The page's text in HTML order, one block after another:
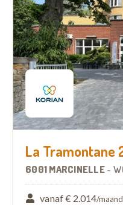
La Tramontane
6001 MARCINELLE -
vanaf € 2.014/maand